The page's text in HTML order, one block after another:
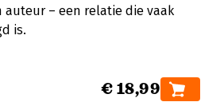
auteur – een relatie die vaak
is.
€ 18,99